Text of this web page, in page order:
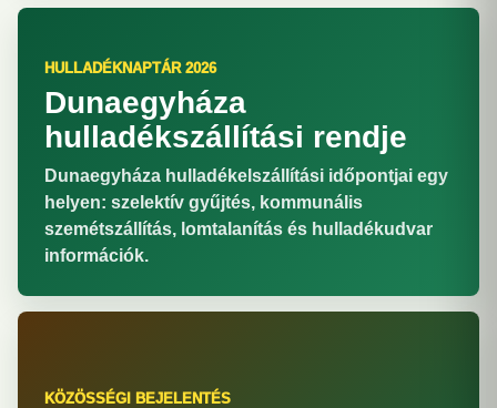
HULLADÉKNAPTÁR 2026
Dunaegyháza
hulladékszállítási rendje
Dunaegyháza hulladékelszállítási időpontjai egy
helyen: szelektív gyűjtés, kommunális
szemétszállítás, lomtalanítás és hulladékudvar
információk.
KÖZÖSSÉGI BEJELENTÉS